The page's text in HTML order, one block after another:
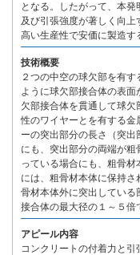
となる。したがって、本
及び引張強度が著しく向上
高い生産性で安価に製造す
技術概要
２つの中空の球欠部を有
ように球欠部接合体の表
欠部接合体を貫通して球
性のワイヤーとを有する
ーの突出部分の長さ（突
にも、突出部分の両端が
っている場合にも、粗骨
には、粗骨材本体に保持
骨材本体外に突出してい
接合体の最大径の１～５倍
アピール内容
コンクリートの付着力と